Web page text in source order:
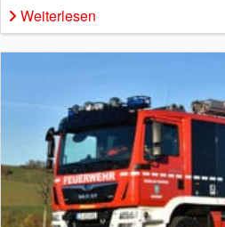
Weiterlesen